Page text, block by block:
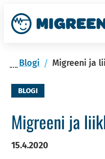
ry
si­
töön
Etusi­
vu
Blogi Migreeni ja
BLOGI
Migree­ni ja
15.4.2020